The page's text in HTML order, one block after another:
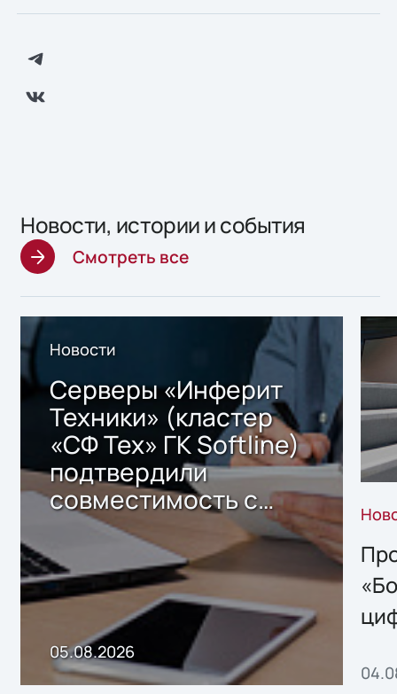
Новости, истории и события
Смотреть все
Новости
Серверы «Инферит
Техники» (кластер
«СФ Тех» ГК Softline)
подтвердили
совместимость с
решением Sharx
Storage 2.x для
хранения данных
05.08.2026